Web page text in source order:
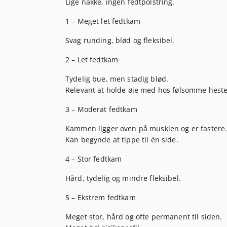
1 – Meget let fedtkam
Svag runding, blød og fleksibel.
2 – Let fedtkam
Tydelig bue, men stadig blød.
Relevant at holde øje med hos følsomme
3 – Moderat fedtkam
Kammen ligger oven på musklen og er fastere.
Kan begynde at tippe til én side.
4 – Stor fedtkam
Hård, tydelig og mindre fleksibel.
5 – Ekstrem fedtkam
Meget stor, hård og ofte permanent til siden.